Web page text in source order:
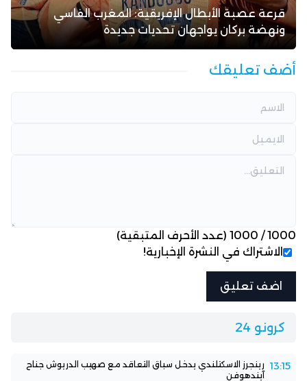
قرعة عصبة الأبطال الإفريقية: المغرب الفاسي
ونهضة بركان يواجهان تحديات جديدة
أضف تعليقك
1000
/
1000 (عدد الأحرف المتبقية)
الاشتراك في النشرة الإخبارية!
كرونو 24
13:15 رينجرز الاسكتلندي يدخل سباق التعاقد مع صهيب الدريوش جناح
آيندهوفن